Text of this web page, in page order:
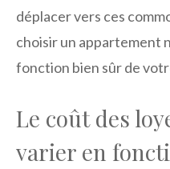
déplacer vers ces
choisir un appartement
fonction bien sûr de
Le coût des
varier en